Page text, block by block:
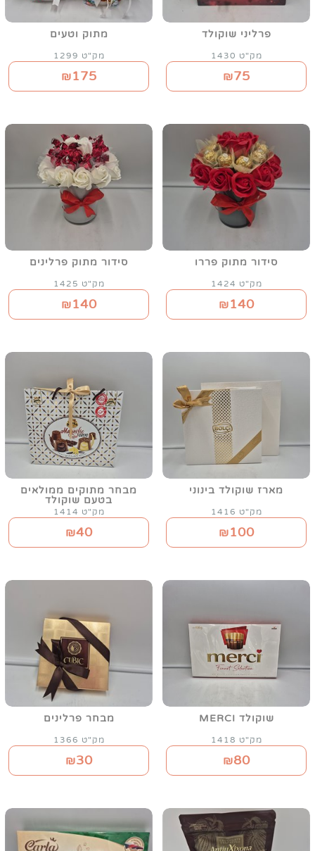
פרליני שוקולד
מק"ט 1430
₪75
מתוק וטעים
מק"ט 1299
₪175
סידור מתוק פררו
מק"ט 1424
₪140
סידור מתוק פרלינים
מק"ט 1425
₪140
מארז שוקולד בינוני
מק"ט 1416
₪100
מבחר מתוקים ממולאים
בטעם שוקולד
מק"ט 1414
₪40
שוקולד MERCI
מק"ט 1418
₪80
מבחר פרלינים
מק"ט 1366
₪30